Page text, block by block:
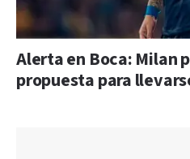
Alerta en Boca: Milan
propuesta para